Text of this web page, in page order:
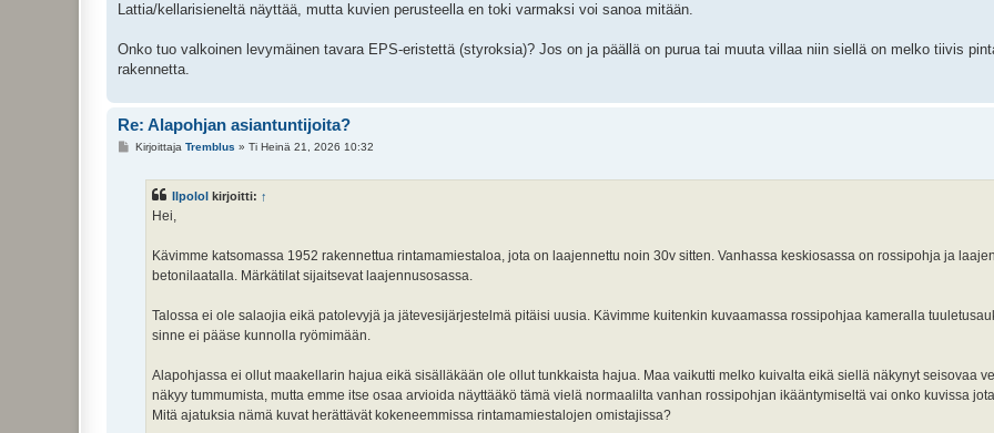
t
Lattia/kellarisieneltä näyttää, mutta kuvien perusteella en toki varmaksi voi sanoa mitään.
Onko tuo valkoinen levymäinen tavara EPS-eristettä (styroksia)? Jos on ja päällä on purua tai muuta villaa niin siellä on melko tiivis
rakennetta.
Re: Alapohjan asiantuntijoita?
VKirjoittaja Tremblus » Ti Heinä 21, 2026 10:32
Ilpolol kirjoitti: ↑
Hei,
Kävimme katsomassa 1952 rakennettua rintamamiestaloa, jota on laajennettu noin 30v sitten. Vanhassa keskiosassa on rossipohja ja
betonilaatalla. Märkätilat sijaitsevat laajennusosassa.
Talossa ei ole salaojia eikä patolevyjä ja jätevesijärjestelmä pitäisi uusia. Kävimme kuitenkin kuvaamassa rossipohjaa kameralla
sinne ei pääse kunnolla ryömimään.
Alapohjassa ei ollut maakellarin hajua eikä sisälläkään ole ollut tunkkaista hajua. Maa vaikutti melko kuivalta eikä siellä näkynyt seisovaa
näkyy tummumista, mutta emme itse osaa arvioida näyttääkö tämä vielä normaalilta vanhan rossipohjan ikääntymiseltä vai onko kuvissa
Mitä ajatuksia nämä kuvat herättävät kokeneemmissa rintamamiestalojen omistajissa?